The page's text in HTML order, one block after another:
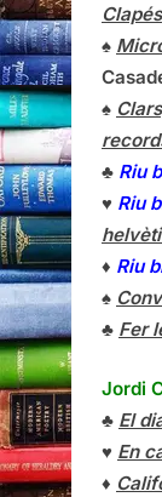
Clapés
♠
♠
♣ Riu
♥ Riu
♦ Riu
♠
♣ Fer
Jordi
♣ El
♥ En
♦